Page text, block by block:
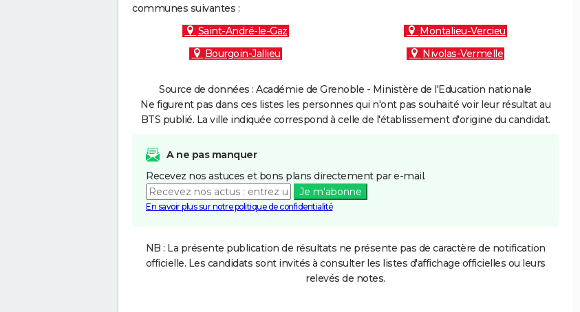
communes suivantes :
Saint-André-le-Gaz
Montalieu-Vercieu
Bourgoin-Jallieu
Nivolas-Vermelle
Source de données : Académie de Grenoble - Ministère de l'Education nationale
Ne figurent pas dans ces listes les personnes qui n'ont pas souhaité voir leur résultat au
BTS publié. La ville indiquée correspond à celle de l'établissement d'origine du candidat.
A ne pas manquer
Recevez nos astuces et bons plans directement par e-mail.
Je m'abonne
En savoir plus sur notre politique de confidentialité
NB : La présente publication de résultats ne présente pas de caractère de notification
officielle. Les candidats sont invités à consulter les listes d'affichage officielles ou leurs
relevés de notes.